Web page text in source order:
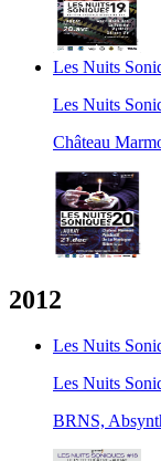
Les Nuits
Les Nuits
Château
2012
Les Nuits
Les Nuits
BRNS,